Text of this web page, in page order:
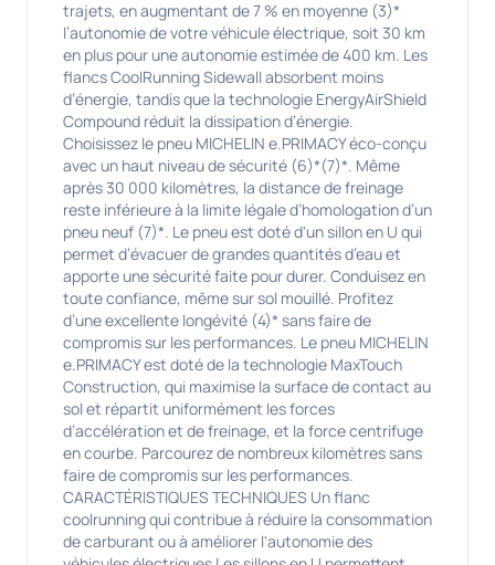
trajets, en augmentant de 7 % en moyenne (3)*
l’autonomie de votre véhicule électrique, soit 30 km
en plus pour une autonomie estimée de 400 km. Les
flancs CoolRunning Sidewall absorbent moins
d’énergie, tandis que la technologie EnergyAirShield
Compound réduit la dissipation d’énergie.
Choisissez le pneu MICHELIN e.PRIMACY éco-conçu
avec un haut niveau de sécurité (6)*(7)*. Même
après 30 000 kilomètres, la distance de freinage
reste inférieure à la limite légale d’homologation d’un
pneu neuf (7)*. Le pneu est doté d'un sillon en U qui
permet d’évacuer de grandes quantités d’eau et
apporte une sécurité faite pour durer. Conduisez en
toute confiance, même sur sol mouillé. Profitez
d’une excellente longévité (4)* sans faire de
compromis sur les performances. Le pneu MICHELIN
e.PRIMACY est doté de la technologie MaxTouch
Construction, qui maximise la surface de contact au
sol et répartit uniformément les forces
d’accélération et de freinage, et la force centrifuge
en courbe. Parcourez de nombreux kilomètres sans
faire de compromis sur les performances.
CARACTÉRISTIQUES TECHNIQUES Un flanc
coolrunning qui contribue à réduire la consommation
de carburant ou à améliorer l'autonomie des